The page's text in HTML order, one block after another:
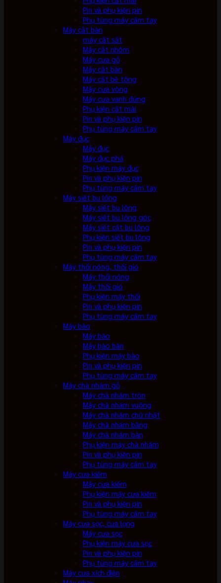
Pin và phụ kiện pin
Phụ tùng máy cầm tay
Máy cắt bàn
máy cắt sắt
Máy cắt nhôm
Máy cưa gỗ
Máy cắt bàn
Máy cắt bê tông
Máy cưa vòng
Máy cưa vanh đứng
Phụ kiện cắt mài
Pin và phụ kiện pin
Phụ tùng máy cầm tay
Máy đục
Máy đục
Máy đục phá
Phụ kiện máy đục
Pin và phụ kiện pin
Phụ tùng máy cầm tay
Máy siết bu lông
Máy siết bu lông
Máy siết bu lông góc
Máy siết cắt bu lông
Phụ kiện siết bu lông
Pin và phụ kiện pin
Phụ tùng máy cầm tay
Máy thổi nóng, thổi gió
Máy thổi nóng
Máy thổi gió
Phụ kiện máy thổi
Pin và phụ kiện pin
Phụ tùng máy cầm tay
Máy bào
Máy bào
Máy bào bàn
Phụ kiện máy bào
Pin và phụ kiện pin
Phụ tùng máy cầm tay
Máy chà nhám gỗ
Máy chà nhám tròn
Máy chà nhám vuông
Máy chà nhám chữ nhật
Máy chà nhám băng
Máy chà nhám bàn
Phụ kiện máy chà nhám
Pin và phụ kiện pin
Phụ tùng máy cầm tay
Máy cưa kiếm
Máy cưa kiếm
Phụ kiện máy cưa kiếm
Pin và phụ kiện pin
Phụ tùng máy cầm tay
Máy cưa sọc, cưa lọng
Máy cưa sọc
Phụ kiện máy cưa sọc
Pin và phụ kiện pin
Phụ tùng máy cầm tay
Máy cưa xích điện